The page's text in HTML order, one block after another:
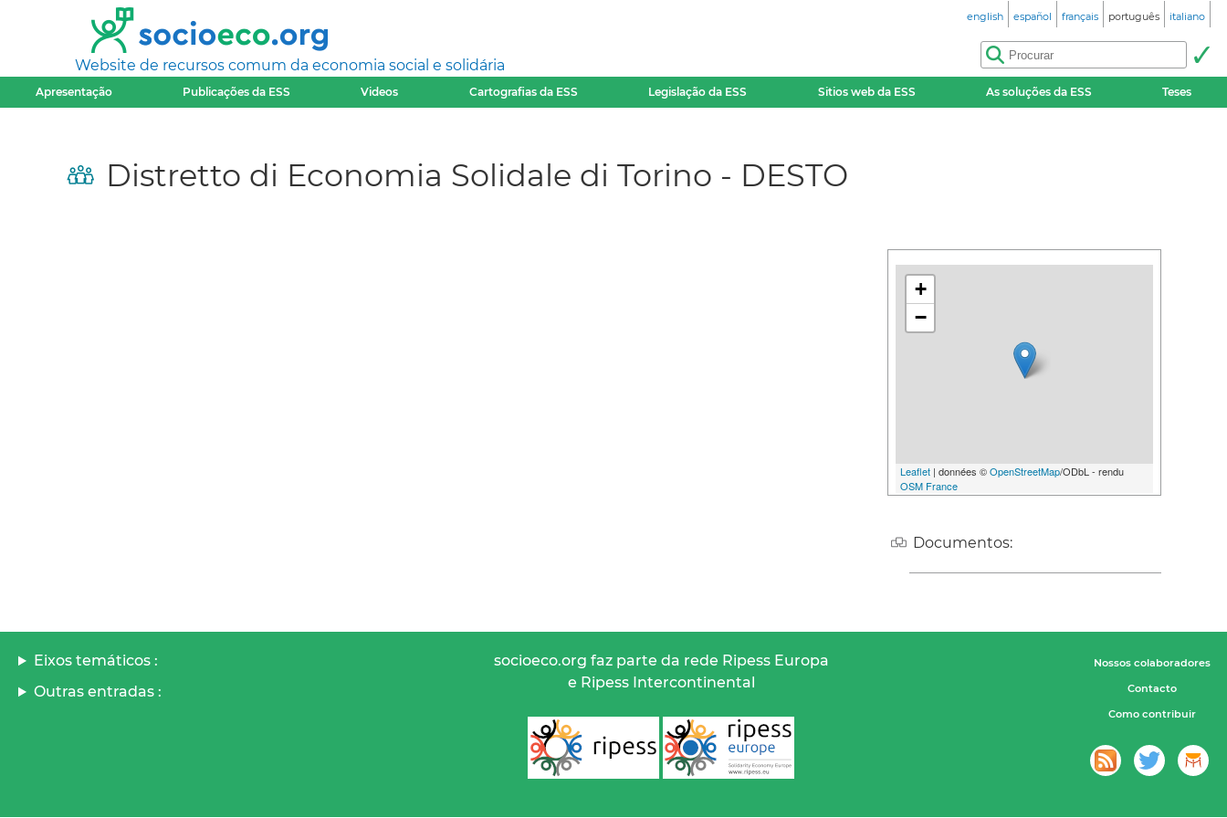
Website de recursos comum da economia social e solidária
english español français português italiano
Apresentação Publicações da ESS Videos Cartografias da ESS Legislação da ESS Sitios web da ESS As soluções da ESS Teses
Distretto di Economia Solidale di Torino - DESTO
+
−
Leaflet | données ©OpenStreetMap/ODbL - rendu
OSM France
Documentos:
Eixos temáticos :
Outras entradas :
socioeco.org faz parte da rede Ripess Europa
e Ripess Intercontinental
Nossos colaboradores
Contacto
Como contribuir